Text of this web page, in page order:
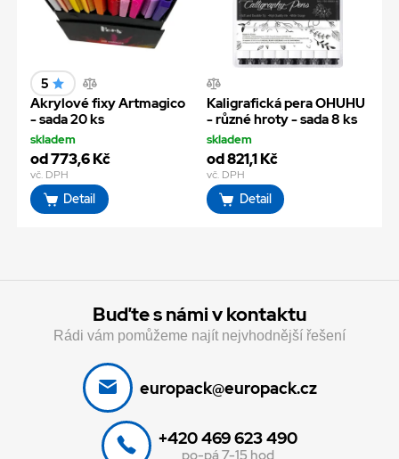
5
Akrylové fixy Artmagico
- sada 20 ks
skladem
od 773,6 Kč
vč. DPH
Detail
Kaligrafická pera OHUHU
- různé hroty - sada 8 ks
skladem
od 821,1 Kč
vč. DPH
Detail
Buďte s námi v kontaktu
Rádi vám pomůžeme najít nejvhodnější řešení
europack@europack.cz
+420 469 623 490
po-pá 7-15 hod